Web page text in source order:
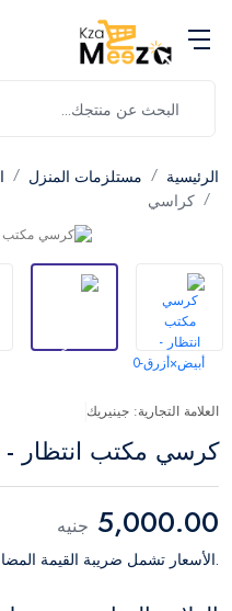
الرئيسية مستلزمات المنزل
كراسي
العلامة التجارية: جينيريك
كرسي مكتب انتظار -
5,000.00 جنيه
.الأسعار تشمل ضريبة القيمة